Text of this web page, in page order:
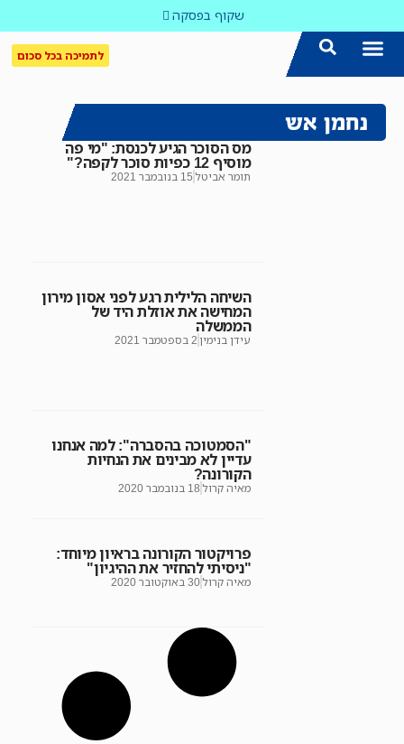
שקוף בפסקה
לתמיכה בכל סכום
נחמן אש
מס הסוכר הגיע לכנסת: "מי פה
מוסיף 12 כפיות סוכר לקפה?"
תומר אביטל 15 בנובמבר 2021
השיחה הלילית רגע לפני אסון מירון
המחישה את אוזלת היד של
הממשלה
עידן בנימין 2 בספטמבר 2021
"הסמטוכה בהסברה": למה אנחנו
עדיין לא מבינים את הנחיות
הקורונה?
מאיה קרול 18 בנובמבר 2020
פרויקטור הקורונה בראיון מיוחד:
"ניסיתי להחזיר את ההיגיון"
מאיה קרול30 באוקטובר 2020